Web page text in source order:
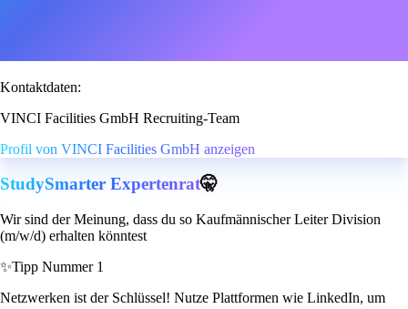
Kontaktdaten:
VINCI Facilities GmbH Recruiting-Team
Profil von VINCI Facilities GmbH anzeigen
StudySmarter Expertenrat🤫
Wir sind der Meinung, dass du so Kaufmännischer Leiter Division
(m/w/d) erhalten könntest
✨Tipp Nummer 1
Netzwerken ist der Schlüssel! Nutze Plattformen wie LinkedIn, um